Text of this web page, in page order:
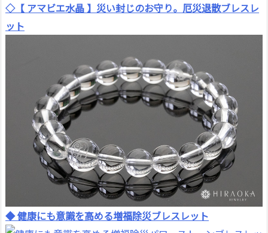
◇【 アマビエ水晶 】災い封じのお守り。厄災退散ブレスレ
ット
◆ 健康にも意識を高める増福除災ブレスレット